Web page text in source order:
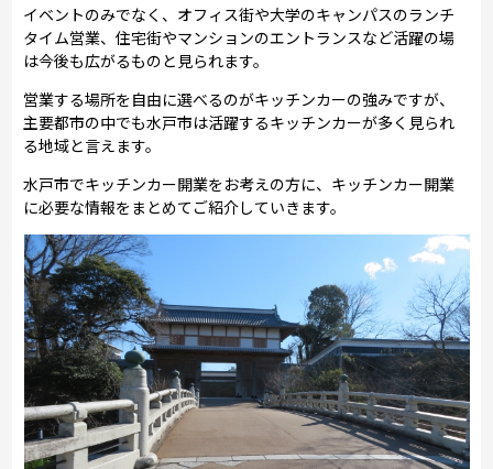
イベントのみでなく、オフィス街や大学のキャンパスのランチ
タイム営業、住宅街やマンションのエントランスなど活躍の場
は今後も広がるものと見られます。
営業する場所を自由に選べるのがキッチンカーの強みですが、
主要都市の中でも水戸市は活躍するキッチンカーが多く見られ
る地域と言えます。
水戸市でキッチンカー開業をお考えの方に、キッチンカー開業
に必要な情報をまとめてご紹介していきます。